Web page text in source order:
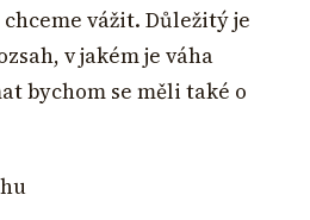
vážit. Důležitý je
v jakém je váha
bychom se měli také o